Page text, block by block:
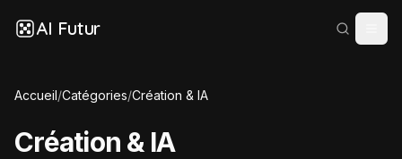
AI Futur
Accueil/Catégories/Création & IA
Création & IA